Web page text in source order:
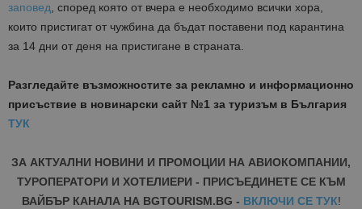
заповед, според която от вчера е необходимо всички хора,
които пристигат от чужбина да бъдат поставени под карантина
за 14 дни от деня на пристигане в страната.
Разгледайте възможностите за рекламно и информационно
присъствие в новинарски сайт №1 за туризъм в България
ТУК
ЗА АКТУАЛНИ НОВИНИ И ПРОМОЦИИ НА АВИОКОМПАНИИ,
ТУРОПЕРАТОРИ И ХОТЕЛИЕРИ - ПРИСЪЕДИНЕТЕ СЕ КЪМ
ВАЙБЪР КАНАЛА НА BGTOURISM.BG - ВКЛЮЧИ СЕ ТУК!